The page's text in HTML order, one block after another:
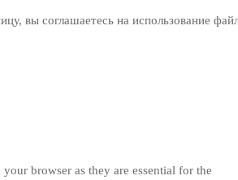
вы соглашаетесь на использование
browser as they are essential for the